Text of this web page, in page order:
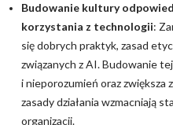
Budowanie kultury
korzystania z technologii:
się dobrych praktyk, zasad
związanych z AI. Budowanie
i nieporozumień oraz
zasady działania wzmacniają
organizacji.